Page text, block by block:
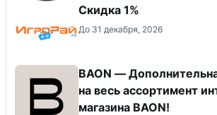
Скидка 1%
До 31 декабря, 2026
BAON —
на весь ассортимент
магазина BAON!